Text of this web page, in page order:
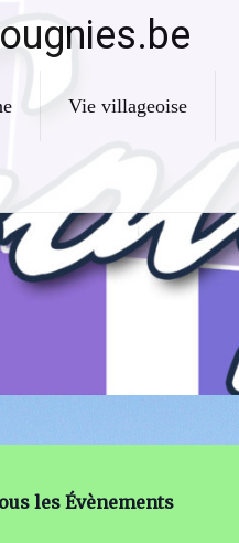
Vie villageoise
les Évènements